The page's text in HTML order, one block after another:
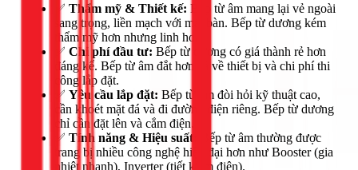
✅ Thẩm mỹ & Thiết kế: Bếp từ âm mang lại vẻ ngoài
sang trọng, liền mạch với mặt bàn. Bếp từ dương kém
thẩm mỹ hơn nhưng linh hoạt.
✅ Chi phí đầu tư: Bếp từ dương có giá thành rẻ hơn
đáng kể. Bếp từ âm đắt hơn cả về thiết bị và chi phí thi
công lắp đặt.
✅ Yêu cầu lắp đặt: Bếp từ âm đòi hỏi kỹ thuật cao,
cần khoét mặt đá và đi đường điện riêng. Bếp từ dương
chỉ cần đặt lên và cắm điện.
✅ Tính năng & Hiệu suất:
Bếp từ âm thường được
trang bị nhiều công nghệ hiện đại hơn như Booster (gia
nhiệt nhanh), Inverter (tiết kiệm điện).